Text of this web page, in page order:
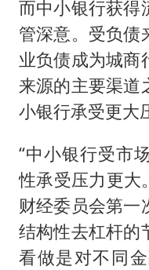
而中小银行获得
管深意。受负债
业负债成为城商
来源的主要渠道
小银行承受更大
“中小银行受市
性承受压力更大
财经委员会第一
结构性去杠杆的
看做是对不同